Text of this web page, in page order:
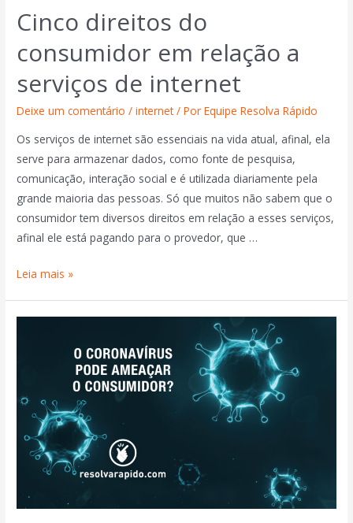
Cinco direitos do
consumidor em relação a
serviços de internet
Deixe um comentário /internet/ PorEquipe Resolva Rápido
Os serviços de internet são essenciais na vida atual, afinal, ela
serve para armazenar dados, como fonte de pesquisa,
comunicação, interação social e é utilizada diariamente pela
grande maioria das pessoas. Só que muitos não sabem que o
consumidor tem diversos direitos em relação a esses serviços,
afinal ele está pagando para o provedor, que …
Leia mais »